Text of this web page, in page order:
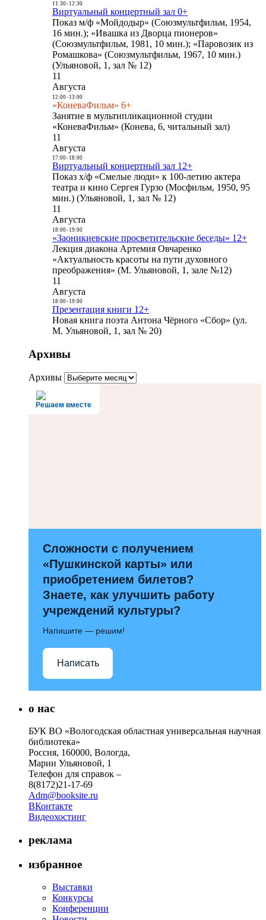
11:30- 12:30
Виртуальный концертный зал 0+
Показ м/ф «Мойдодыр» (Союзмультфильм, 1954,
16 мин.); «Ивашка из Дворца пионеров»
(Союзмультфильм, 1981, 10 мин.); «Паровозик из
Ромашкова» (Союзмультфильм, 1967, 10 мин.)
(Ульяновой, 1, зал № 12)
11
Августа
12:00- 13:00
«КоневаФильм» 6+
Занятие в мультипликационной студии
«КоневаФильм» (Конева, 6, читальный зал)
11
Августа
17:00- 18:00
Виртуальный концертный зал 12+
Показ х/ф «Смелые люди» к 100-летию актера
театра и кино Сергея Гурзо (Мосфильм, 1950, 95
мин.) (Ульяновой, 1, зал № 12)
11
Августа
18:00- 19:00
«Заоникиевские просветительские беседы» 12+
Лекция диакона Артемия Овчаренко
«Актуальность красоты на пути духовного
преображения» (М. Ульяновой, 1, зале №12)
11
Августа
18:00- 19:00
Презентация книги 12+
Новая книга поэта Антона Чёрного «Сбор» (ул.
М. Ульяновой, 1, зал № 20)
Архивы
Архивы
Решаем вместе
Сложности с получением
«Пушкинской карты» или
приобретением билетов?
Знаете, как улучшить работу
учреждений культуры?
Напишите — решим!
Написать
о нас
БУК ВО «Вологодская областная универсальная научная
библиотека»
Россия, 160000, Вологда,
Марии Ульяновой, 1
Телефон для справок –
8(8172)21-17-69
Adm@booksite.ru
ВКонтакте
Видеохостинг
реклама
избранное
Выставки
Конкурсы
Конференции